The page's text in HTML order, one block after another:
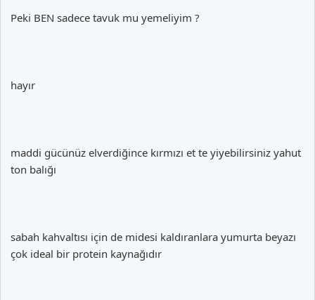
Peki BEN sadece tavuk mu yemeliyim ?
hayır
maddi gücünüz elverdiğince kırmızı et te yiyebilirsiniz yahut
ton balığı
sabah kahvaltısı için de midesi kaldıranlara yumurta beyazı
çok ideal bir protein kaynağıdır